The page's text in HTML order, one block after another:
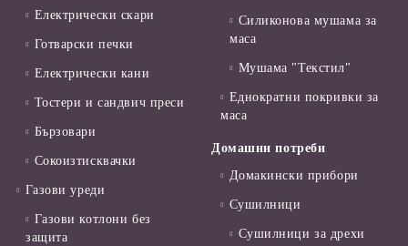
Електрически скари
Готварски печки
Електрически кани
Тостери и сандвич преси
Бързовари
Сокоизтисквачки
Газови уреди
Газови котлони без
защита
Силиконова мушама за
маса
Мушама "Текстил"
Еднократни покривки за
маса
Домашни потреби
Домакински прибори
Сушилници
Сушилници за дрехи